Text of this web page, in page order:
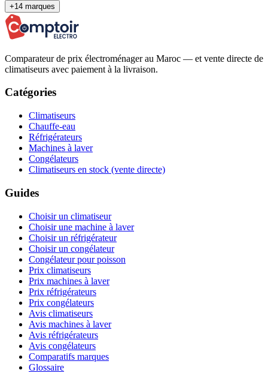
+14 marques
Comparateur de prix électroménager au Maroc — et vente directe de
climatiseurs avec paiement à la livraison.
Catégories
Climatiseurs
Chauffe-eau
Réfrigérateurs
Machines à laver
Congélateurs
Climatiseurs en stock (vente directe)
Guides
Choisir un climatiseur
Choisir une machine à laver
Choisir un réfrigérateur
Choisir un congélateur
Congélateur pour poisson
Prix climatiseurs
Prix machines à laver
Prix réfrigérateurs
Prix congélateurs
Avis climatiseurs
Avis machines à laver
Avis réfrigérateurs
Avis congélateurs
Comparatifs marques
Glossaire